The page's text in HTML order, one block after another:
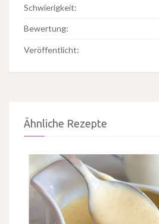
Schwierigkeit:
Bewertung:
Veröffentlicht:
Ähnliche Rezepte